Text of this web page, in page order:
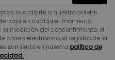
suscribirte a nuestro boletín
baja en cualquier momento.
medición del consentimiento, el
correo electrónico, el registro de la
en nuestra política de